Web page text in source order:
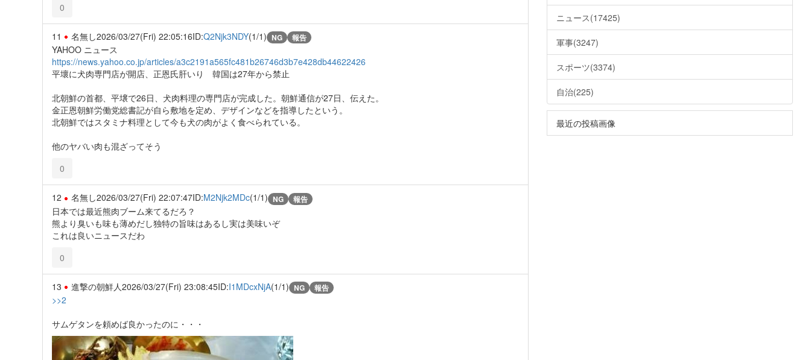
0
11 名無し2026/03/27(Fri) 22:05:16ID:Q2Njk3NDY(1/1) NG 報告
YAHOO ニュース
https://news.yahoo.co.jp/articles/a3c2191a565fc481b26746d3b7e428db44622426
平壞に犬肉専門店が開店、正恩氏肝いり 韓国は27年から禁止
北朝鮮の首都、平壌で26日、犬肉料理の専門店が完成した。朝鮮通信が27日、伝えた。
金正恩朝鮮労働党総書記が自ら敷地を定め、デザインなどを指導したという。
北朝鮮ではスタミナ料理として今も犬の肉がよく食べられている。
他のヤバい肉も混ざってそう
0
12 名無し2026/03/27(Fri) 22:07:47ID:M2Njk2MDc(1/1) NG 報告
日本では最近熊肉ブーム来てるだろ？
熊より臭いも味も薄めだし独特の旨味はあるし実は美味いぞ
これは良いニュースだわ
0
13 進撃の朝鮮人2026/03/27(Fri) 23:08:45ID:I1MDcxNjA(1/1) NG 報告
>>2
サムゲタンを頼めば良かったのに・・・
ニュース(17425)
軍事(3247)
スポーツ(3374)
自治(225)
最近の投稿画像